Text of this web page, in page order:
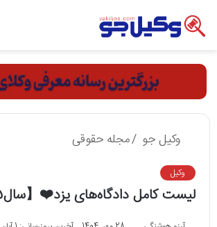
وکیل جو /مجله حقوقی
وکیل
لیست کامل دادگاه‌های یزد❤️【سال1405】⭐